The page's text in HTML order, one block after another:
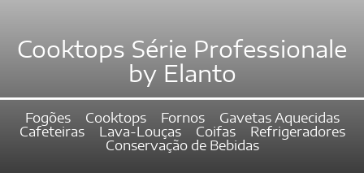
Cooktops Série Professionale
by Elanto
Fogões Cooktops Fornos
Gavetas Aquecidas
Cafeteiras
Lava-Louças Coifas
Refrigeradores
Conservação de Bebidas